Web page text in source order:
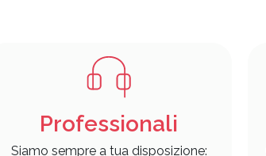
Professionali
Siamo sempre a tua disposizione: